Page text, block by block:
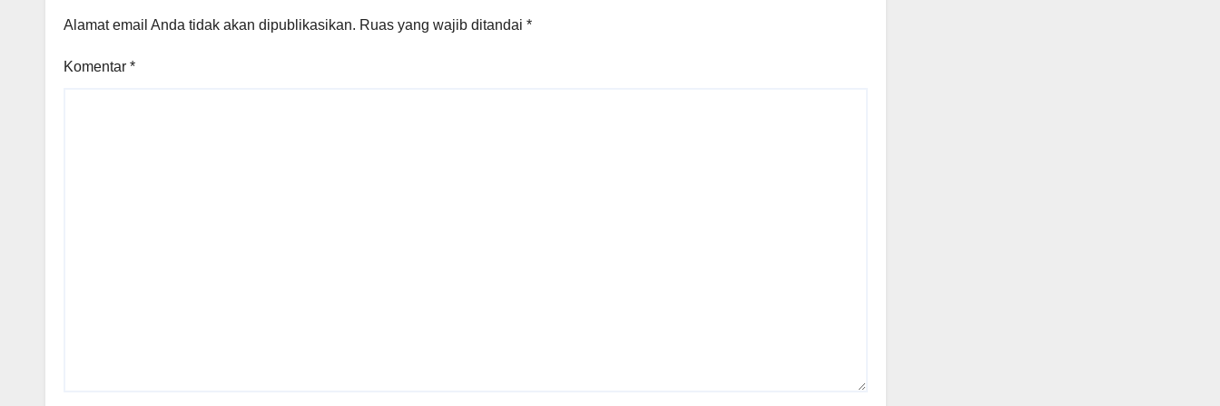
Alamat email Anda tidak akan dipublikasikan. Ruas yang wajib ditandai *
Komentar *